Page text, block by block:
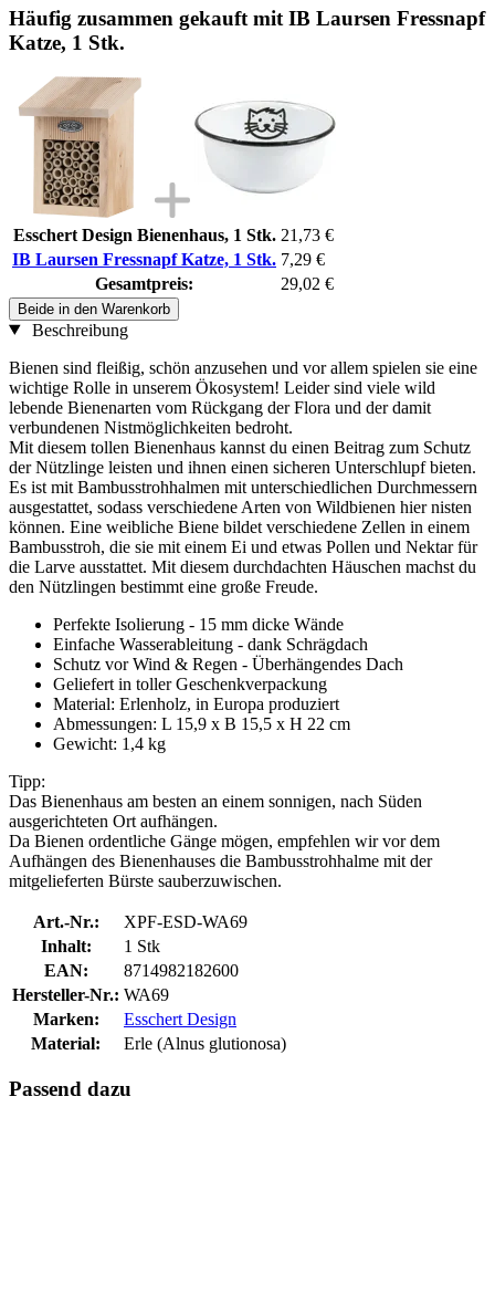
Häufig zusammen gekauft mit IB Laursen Fressnapf
Katze, 1 Stk.
Esschert Design Bienenhaus, 1 Stk. 21,73 €
IB Laursen Fressnapf Katze, 1 Stk. 7,29 €
Gesamtpreis:
29,02 €
Beide in den Warenkorb
Beschreibung
Bienen sind fleißig, schön anzusehen und vor allem spielen sie eine
wichtige Rolle in unserem Ökosystem! Leider sind viele wild
lebende Bienenarten vom Rückgang der Flora und der damit
verbundenen Nistmöglichkeiten bedroht.
Mit diesem tollen Bienenhaus kannst du einen Beitrag zum Schutz
der Nützlinge leisten und ihnen einen sicheren Unterschlupf bieten.
Es ist mit Bambusstrohhalmen mit unterschiedlichen Durchmessern
ausgestattet, sodass verschiedene Arten von Wildbienen hier nisten
können. Eine weibliche Biene bildet verschiedene Zellen in einem
Bambusstroh, die sie mit einem Ei und etwas Pollen und Nektar für
die Larve ausstattet. Mit diesem durchdachten Häuschen machst du
den Nützlingen bestimmt eine große Freude.
Perfekte Isolierung - 15 mm dicke Wände
Einfache Wasserableitung - dank Schrägdach
Schutz vor Wind & Regen - Überhängendes Dach
Geliefert in toller Geschenkverpackung
Material: Erlenholz, in Europa produziert
Abmessungen: L 15,9 x B 15,5 x H 22 cm
Gewicht: 1,4 kg
Tipp:
Das Bienenhaus am besten an einem sonnigen, nach Süden
ausgerichteten Ort aufhängen.
Da Bienen ordentliche Gänge mögen, empfehlen wir vor dem
Aufhängen des Bienenhauses die Bambusstrohhalme mit der
mitgelieferten Bürste sauberzuwischen.
Art.-Nr.:
XPF-ESD-WA69
Inhalt:
1 Stk
EAN:
8714982182600
Hersteller-Nr.: WA69
Marken:
Esschert Design
Material:
Erle (Alnus glutionosa)
Passend dazu